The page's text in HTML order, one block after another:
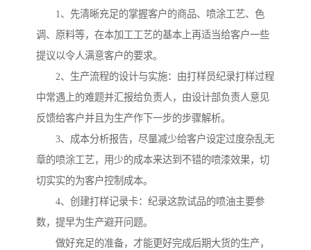
1、先清晰充足的掌握客户的商品、喷涂工艺、色
调、原料等，在本加工工艺的基本上再适当给客户一些
提议以令人满意客户的要求。
2、生产流程的设计与实施：由打样员纪录打样过程
中常遇上的难题并汇报给负责人，由设计部负责人意见
反馈给客户并且为生产作下一步的步骤解析。
3、成本分析报告，尽量减少给客户设定过度杂乱无
章的喷涂工艺，用少的成本来达到不错的喷漆效果，切
切实实的为客户控制成本。
4、创建打样记录卡：纪录这款试品的喷油主要参
数，提早为生产避开问题。
做好充足的准备，才能更好完成后期大货的生产，